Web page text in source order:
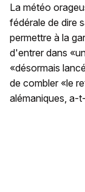
La météo
fédérale de dire
permettre à la
d'entrer dans
«désormais
de combler «le
alémaniques, a-